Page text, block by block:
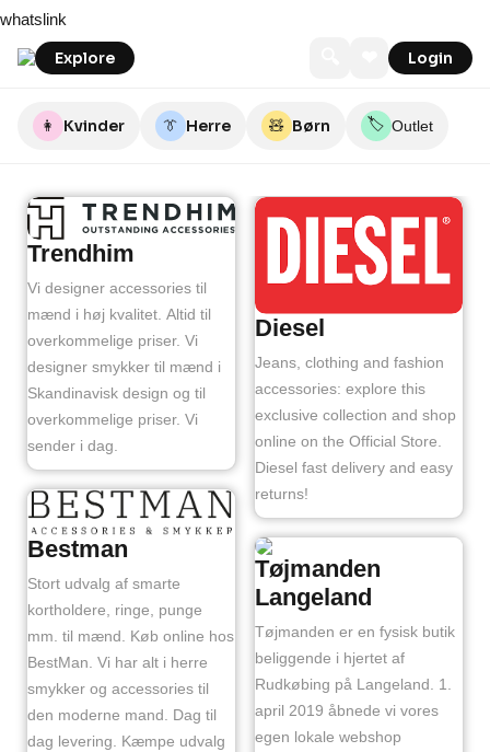
to
content
whatslink
Explore Login
👩 Kvinder 👔 Herre 🧸 Børn 🏷️ Outlet
Trendhim
Vi designer accessories til
mænd i høj kvalitet. Altid til
overkommelige priser. Vi
designer smykker til mænd i
Skandinavisk design og til
overkommelige priser. Vi
sender i dag.
Bestman
Stort udvalg af smarte
kortholdere, ringe, punge
mm. til mænd. Køb online hos
BestMan. Vi har alt i herre
smykker og accessories til
den moderne mand. Dag til
dag levering. Kæmpe udvalg
Diesel
Jeans, clothing and fashion
accessories: explore this
exclusive collection and shop
online on the Official Store.
Diesel fast delivery and easy
returns!
Tøjmanden
Langeland
Tøjmanden er en fysisk butik
beliggende i hjertet af
Rudkøbing på Langeland. 1.
april 2019 åbnede vi vores
egen lokale webshop